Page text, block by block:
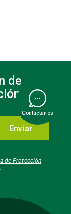
de
de Protección
Enviar
Contáctanos